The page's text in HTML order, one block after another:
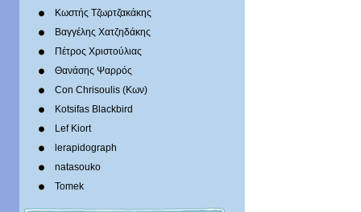
Κωστής Τζωρτζακάκης
Βαγγέλης Χατζηδάκης
Πέτρος Χριστούλιας
Θανάσης Ψαρρός
Con Chrisoulis (Κων)
Kotsifas Blackbird
Lef Kiort
lerapidograph
natasouko
Tomek